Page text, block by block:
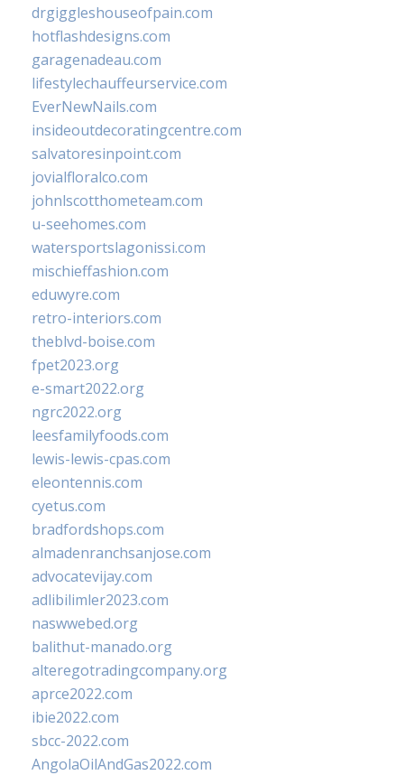
drgiggleshouseofpain.com
hotflashdesigns.com
garagenadeau.com
lifestylechauffeurservice.com
EverNewNails.com
insideoutdecoratingcentre.com
salvatoresinpoint.com
jovialfloralco.com
johnlscotthometeam.com
u-seehomes.com
watersportslagonissi.com
mischieffashion.com
eduwyre.com
retro-interiors.com
theblvd-boise.com
fpet2023.org
e-smart2022.org
ngrc2022.org
leesfamilyfoods.com
lewis-lewis-cpas.com
eleontennis.com
cyetus.com
bradfordshops.com
almadenranchsanjose.com
advocatevijay.com
adlibilimler2023.com
naswwebed.org
balithut-manado.org
alteregotradingcompany.org
aprce2022.com
ibie2022.com
sbcc-2022.com
AngolaOilAndGas2022.com